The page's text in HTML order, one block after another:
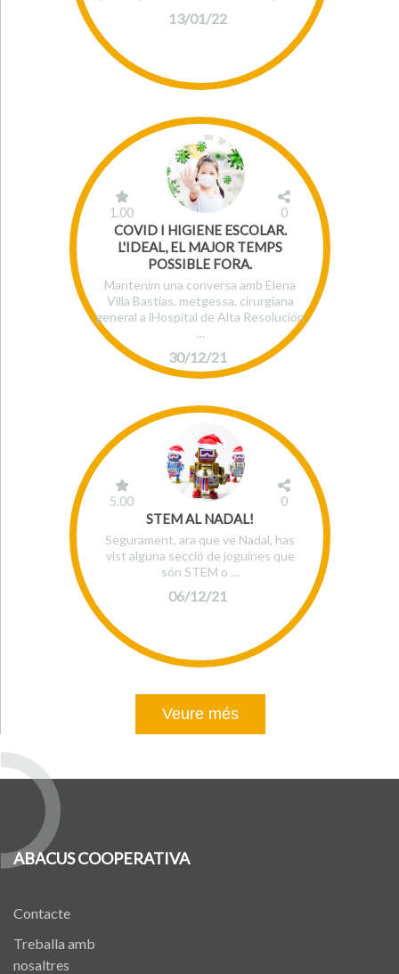
13/01/22
30/12/21
1.00 0
COVID I HIGIENE ESCOLAR.
L'IDEAL, EL MAJOR TEMPS
POSSIBLE FORA.
Mantenim una conversa amb Elena
Villa Bastías, metgessa, cirurgiana
general a lHospital de Alta Resolución
…
06/12/21
5.00 0
STEM AL NADAL!
Segurament, ara que ve Nadal, has
vist alguna secció de joguines que
són STEM o …
Veure més
ABACUS COOPERATIVA
Contacte
Treballa amb
nosaltres